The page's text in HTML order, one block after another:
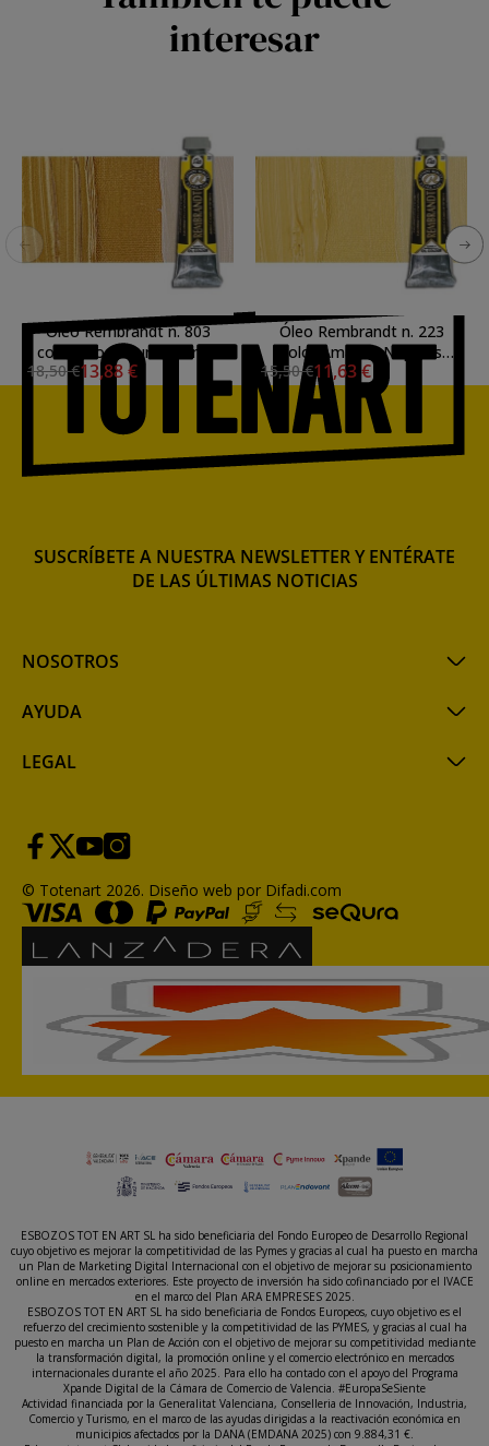
interesar
Óleo Rembrandt n. 803
color Oro Oscuro (40 ml.)
S.3
18,50 €13,88 €
Óleo Rembrandt n. 223
color Amarillo Napoles
Oscuro (40 ml.) S.2
15,50 €11,63 €
NOSOTROS
AYUDA
LEGAL
SUSCRÍBETE A NUESTRA NEWSLETTER Y ENTÉRATE
DE LAS ÚLTIMAS NOTICIAS
© Totenart 2026. Diseño web por Difadi.com
ESBOZOS TOT EN ART SL ha sido beneficiaria del Fondo Europeo de Desarrollo Regional
cuyo objetivo es mejorar la competitividad de las Pymes y gracias al cual ha puesto en marcha
un Plan de Marketing Digital Internacional con el objetivo de mejorar su posicionamiento
online en mercados exteriores. Este proyecto de inversión ha sido cofinanciado por el IVACE
en el marco del Plan ARA EMPRESES 2025.
ESBOZOS TOT EN ART SL ha sido beneficiaria de Fondos Europeos, cuyo objetivo es el
refuerzo del crecimiento sostenible y la competitividad de las PYMES, y gracias al cual ha
puesto en marcha un Plan de Acción con el objetivo de mejorar su competitividad mediante
la transformación digital, la promoción online y el comercio electrónico en mercados
internacionales durante el año 2025. Para ello ha contado con el apoyo del Programa
Xpande Digital de la Cámara de Comercio de Valencia. #EuropaSeSiente
Actividad financiada por la Generalitat Valenciana, Conselleria de Innovación, Industria,
Comercio y Turismo, en el marco de las ayudas dirigidas a la reactivación económica en
municipios afectados por la DANA (EMDANA 2025) con 9.884,31 €.